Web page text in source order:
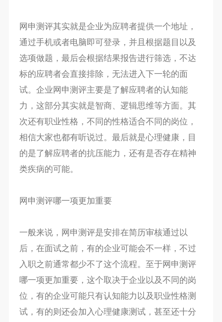
网申测评其实就是企业为应聘者提供一个地址，
通过手机或者电脑即可登录，并且根据题目以及
选项做题，最后会根据结果报告进行筛选，不达
标的应聘者会直接排除，无法进入下一轮的面
试。企业网申测评主要是了解应聘者的认知能
力，这部分其实就是智商、逻辑思维等方面。其
次还有职业性格，不同的性格适合不同的岗位，
相信大家也都有听说过。最后就是心理健康，目
的是了解应聘者的抗压能力，还有是否存在精神
类疾病的可能。
网申测评哪一项更加重要
一般来说，网申测评是安排在简历审核通过以
后，在面试之前，有的企业可能会不一样，不过
入职之前通常都少不了这个流程。至于网申测评
哪一项更加重要，这个取决于企业以及不同的岗
位，有的企业可能只有认知能力以及职业性格测
试，有的则还会加入心理健康测试，甚至还十分